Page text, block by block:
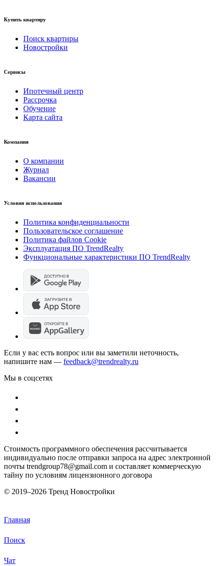
Купить квартиру
Поиск квартиры
Новостройки
Сервисы
Ипотечный центр
Рассрочка
Обучение
Карта сайта
Компания
О компании
Журнал
Вакансии
Условия использования
Политика конфиденциальности
Пользовательское соглашение
Политика файлов Cookie
Эксплуатация ПО TrendRealty
Функциональные характеристики ПО TrendRealty
Если у вас есть вопрос или вы заметили неточность,
напишите нам — feedback@trendrealty.ru
Мы в соцсетях
Стоимость программного обеспечения рассчитывается
индивидуально после отправки запроса на адрес электронной
почты trendgroup78@gmail.com и составляет коммерческую
тайну по условиям лицензионного договора
© 2019–2026 Тренд Новостройки
Главная
Поиск
Чат